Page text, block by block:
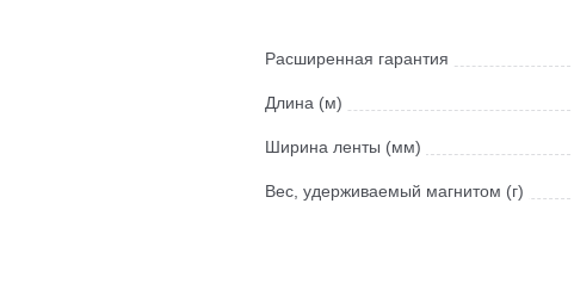
Расширенная гарантия
Длина (м)
Ширина ленты (мм)
Вес, удерживаемый магнитом (г)